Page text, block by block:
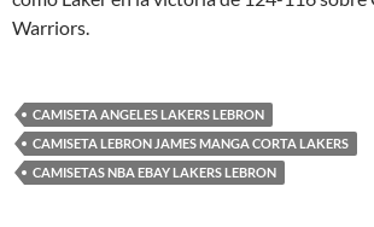
Warriors.
CAMISETA ANGELES LAKERS LEBRON
CAMISETA LEBRON JAMES MANGA CORTA LAKERS
CAMISETAS NBA EBAY LAKERS LEBRON